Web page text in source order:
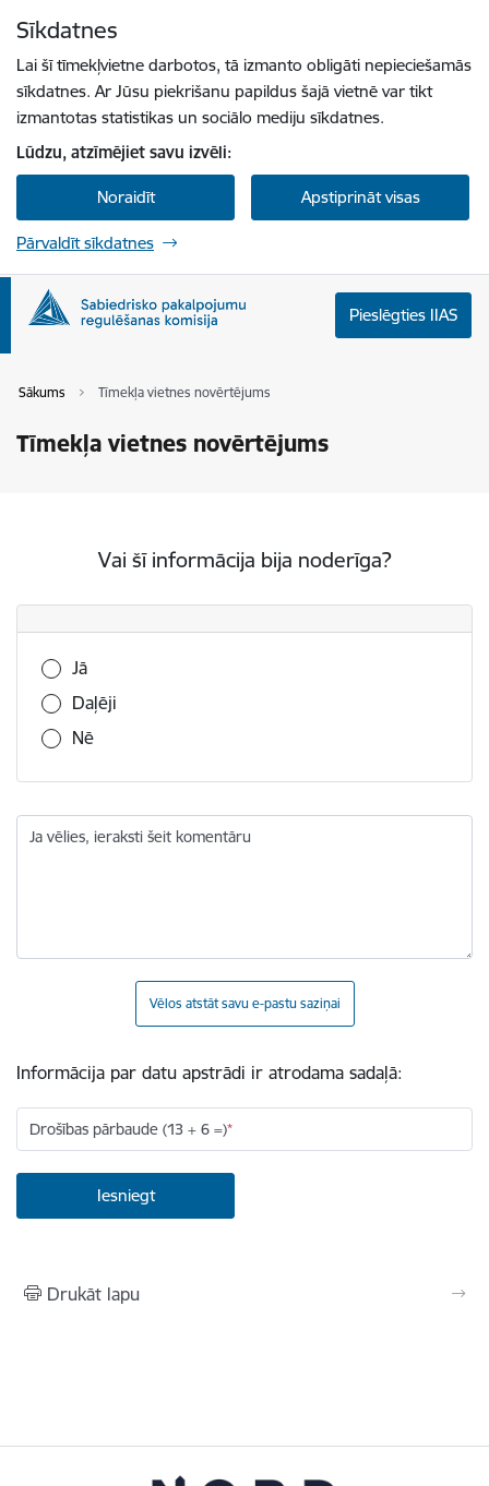
Sīkdatnes
Lai šī tīmekļvietne darbotos, tā izmanto obligāti nepieciešamās
sīkdatnes. Ar Jūsu piekrišanu papildus šajā vietnē var tikt
izmantotas statistikas un sociālo mediju sīkdatnes.
Lūdzu, atzīmējiet savu izvēli:
Noraidīt Apstiprināt visas
Pārvaldīt sīkdatnes
Pieslēgties IIAS
Sākums Tīmekļa vietnes novērtējums
Tīmekļa vietnes novērtējums
Vai šī informācija bija noderīga?
Vai šī informācija bija noderīga?
Jā
Daļēji
Nē
Ja vēlies, ieraksti šeit komentāru
Vēlos atstāt savu e-pastu saziņai
Informācija par datu apstrādi ir atrodama sadaļā:
Drošības pārbaude (13 + 6 =)
Drukāt lapu